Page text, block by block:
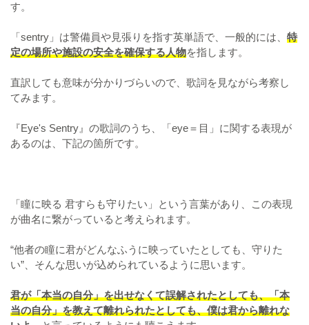
す。
「sentry」は警備員や見張りを指す英単語で、一般的には、 特
定の場所や施設の安全を確保する人物を指します。
直訳しても意味が分かりづらいので、歌詞を見ながら考察し
てみます。
『Eye's Sentry』の歌詞のうち、「eye＝目」に関する表現が
あるのは、下記の箇所です。
「瞳に映る 君すらも守りたい」という言葉があり、この表現
が曲名に繋がっていると考えられます。
“他者の瞳に君がどんなふうに映っていたとしても、守りた
い”、そんな思いが込められているように思います。
君が「本当の自分」を出せなくて誤解されたとしても、「本
当の自分」を教えて離れられたとしても、僕は君から離れな